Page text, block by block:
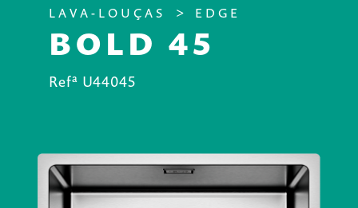
LAVA-LOUÇAS EDGE
BOLD 45
Refª U44045